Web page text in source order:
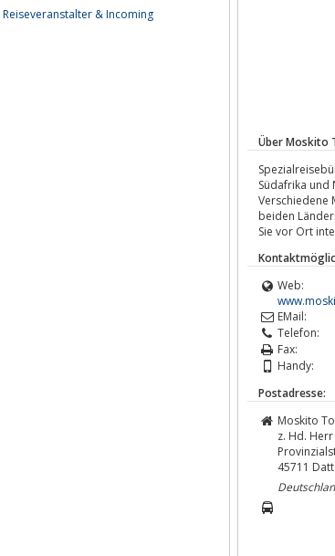
Reiseveranstalter & Incoming
Über Moskito
Südafrika
Verschiedene
beiden
Sie vor Ort
Web:
EMail:
Telefon:
Fax:
Handy:
Postadresse:
Moskito
z. Hd.
45711